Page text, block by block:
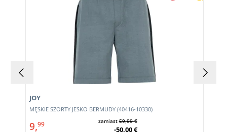
MĘSKIE SZORTY JESKO BERMUDY (40416-10330)
JOY
9,99 zamiast59,99 €
-50,00 €